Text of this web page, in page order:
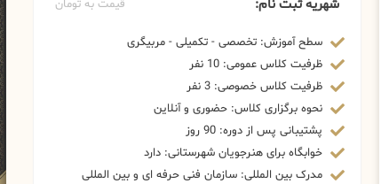
شهریه ثبت نام: قیمت به تومان
سطح آموزش: تخصصی - تکمیلی - مربیگری
ظرفیت کلاس عمومی: 10 نفر
ظرفیت کلاس خصوصی: 3 نفر
نحوه برگزاری کلاس: حضوری و آنلاین
پشتیبانی پس از دوره: 90 روز
خوابگاه برای هنرجویان شهرستانی: دارد
مدرک بین المللی: سازمان فنی حرفه ای و بین المللی